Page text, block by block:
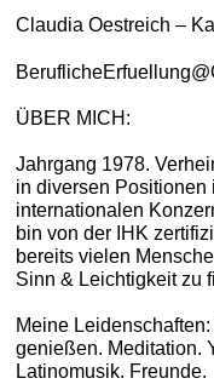
Claudia Oestreich –
ÜBER MICH:
Jahrgang 1978.
in diversen Positionen
internationalen
bin von der IHK
bereits vielen
Sinn & Leichtigkeit zu
Meine
genießen. Meditation.
Latinomusik. Freunde.